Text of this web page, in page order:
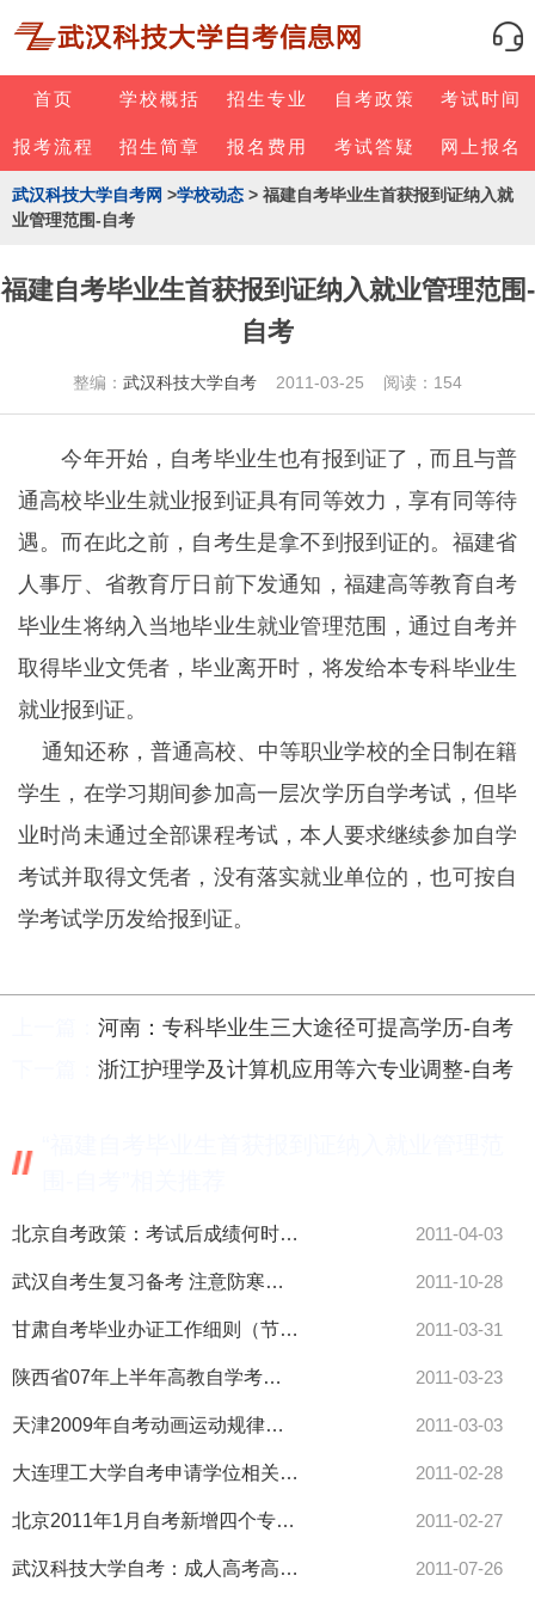
首页 学校概括 招生专业 自考政策 考试时间
报考流程 招生简章 报名费用 考试答疑 网上报名
武汉科技大学自考网 >学校动态 > 福建自考毕业生首获报到证纳入就
业管理范围-自考
福建自考毕业生首获报到证纳入就业管理范围-
自考
整编： 武汉科技大学自考 2011-03-25 阅读：154
今年开始，自考毕业生也有报到证了，而且与普
通高校毕业生就业报到证具有同等效力，享有同等待
遇。而在此之前，自考生是拿不到报到证的。福建省
人事厅、省教育厅日前下发通知，福建高等教育自考
毕业生将纳入当地毕业生就业管理范围，通过自考并
取得毕业文凭者，毕业离开时，将发给本专科毕业生
就业报到证。
通知还称，普通高校、中等职业学校的全日制在籍
学生，在学习期间参加高一层次学历自学考试，但毕
业时尚未通过全部课程考试，本人要求继续参加自学
考试并取得文凭者，没有落实就业单位的，也可按自
学考试学历发给报到证。
河南：专科毕业生三大途径可提高学历-自考
浙江护理学及计算机应用等六专业调整-自考
北京自考政策：考试后成绩何时发放-自考 2011-04-03
武汉自考生复习备考 注意防寒保暖 2011-10-28
甘肃自考毕业办证工作细则（节选）-自考 2011-03-31
陕西省07年上半年高教自学考试安排表-自考 2011-03-23
天津2009年自考动画运动规律考试大纲-自考 2011-03-03
大连理工大学自考申请学位相关规定-自考 2011-02-28
北京2011年1月自考新增四个专业-自考 2011-02-27
武汉科技大学自考：成人高考高起点数学名师问答 2011-07-26